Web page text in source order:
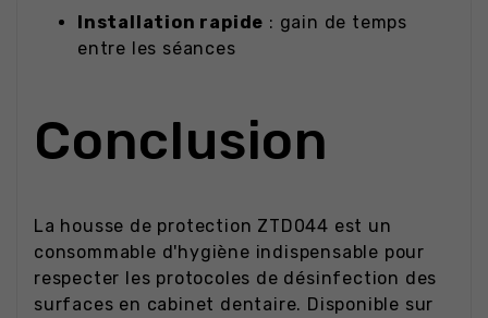
Installation rapide : gain de temps
entre les séances
Conclusion
La housse de protection ZTD044 est un
consommable d'hygiène indispensable pour
respecter les protocoles de désinfection des
surfaces en cabinet dentaire. Disponible sur